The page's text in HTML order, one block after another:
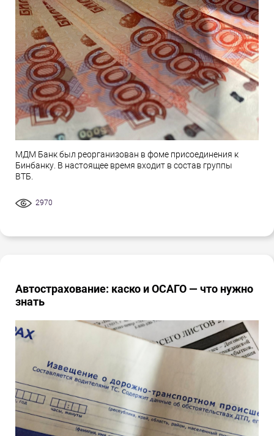
МДМ Банк был реорганизован в фоме присоединения к
Бинбанку. В настоящее время входит в состав группы
ВТБ.
2970
Автострахование: каско и ОСАГО — что нужно
знать